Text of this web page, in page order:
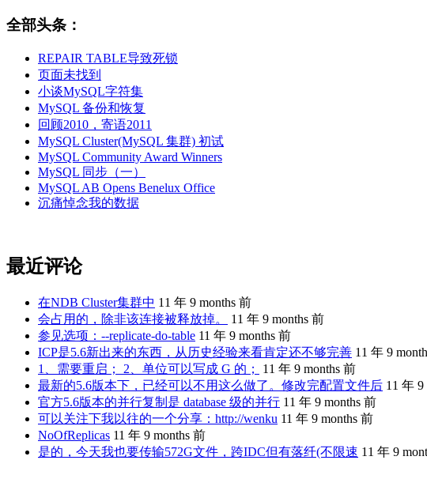
全部头条：
REPAIR TABLE导致死锁
页面未找到
小谈MySQL字符集
MySQL 备份和恢复
回顾2010，寄语2011
MySQL Cluster(MySQL 集群) 初试
MySQL Community Award Winners
MySQL 同步（一）
MySQL AB Opens Benelux Office
沉痛悼念我的数据
最近评论
在NDB Cluster集群中 11 年 9 months 前
会占用的，除非该连接被释放掉。
11 年 9 months 前
参见选项：--replicate-do-table 11 年 9 months 前
ICP是5.6新出来的东西，从历史经验来看肯定还不够完善 11 年 9
1、需要重启； 2、单位可以写成 G 的；
11 年 9 months 前
最新的5.6版本下，已经可以不用这么做了。修改完配置文件后 11 年 9
官方5.6版本的并行复制是 database 级的并行 11 年 9 months 前
可以关注下我以往的一个分享：http://wenku 11 年 9 months 前
NoOfReplicas 11 年 9 months 前
是的，今天我也要传输572G文件，跨IDC但有落纤(不限速 11 年 9